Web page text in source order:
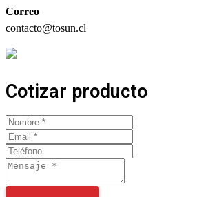
Correo
contacto@tosun.cl
Cotizar producto